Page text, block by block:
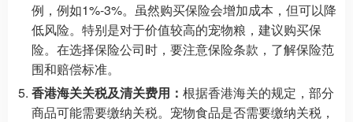
例，例如1%-3%。虽然购买保险会增加成本，但可以降
低风险。特别是对于价值较高的宠物粮，建议购买保
险。在选择保险公司时，要注意保险条款，了解保险范
围和赔偿标准。
香港海关关税及清关费用： 根据香港海关的规定，部分
商品可能需要缴纳关税。宠物食品是否需要缴纳关税，